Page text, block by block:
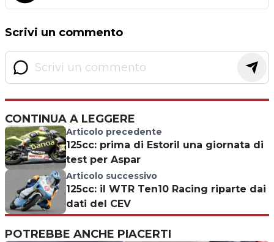
Scrivi un commento
CONTINUA A LEGGERE
Articolo precedente
125cc: prima di Estoril una giornata di
test per Aspar
Articolo successivo
125cc: il WTR Ten10 Racing riparte dai
dati del CEV
POTREBBE ANCHE PIACERTI